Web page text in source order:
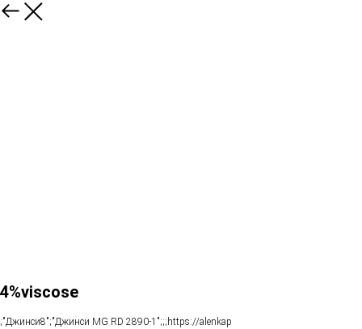
4%viscose
;"Джинси8";"Джинси MG RD 2890-1";;;https://alenkap